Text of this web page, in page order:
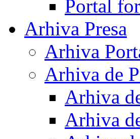
Portal
Arhiva Presa
Arhiva
Arhiva de
Arhiva
Arhiva